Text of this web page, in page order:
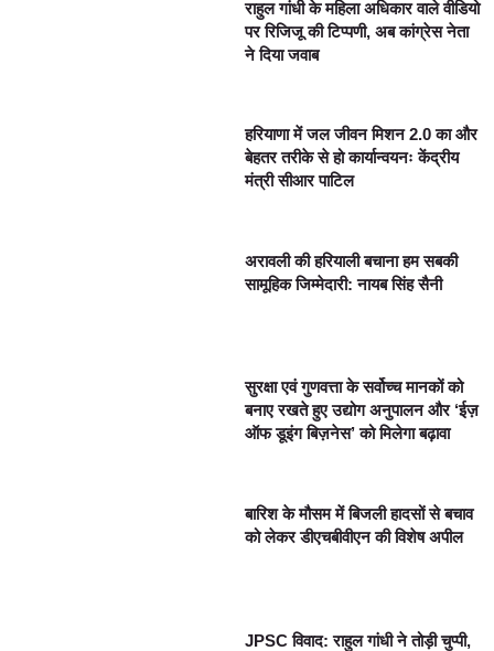
राहुल गांधी के महिला अधिकार वाले वीडियो
पर रिजिजू की टिप्पणी, अब कांग्रेस नेता
ने दिया जवाब
हरियाणा में जल जीवन मिशन 2.0 का और
बेहतर तरीके से हो कार्यान्वयनः केंद्रीय
मंत्री सीआर पाटिल
अरावली की हरियाली बचाना हम सबकी
सामूहिक जिम्मेदारी: नायब सिंह सैनी
सुरक्षा एवं गुणवत्ता के सर्वोच्च मानकों को
बनाए रखते हुए उद्योग अनुपालन और ‘ईज़
ऑफ डूइंग बिज़नेस’ को मिलेगा बढ़ावा
बारिश के मौसम में बिजली हादसों से बचाव
को लेकर डीएचबीवीएन की विशेष अपील
JPSC विवाद: राहुल गांधी ने तोड़ी चुप्पी,